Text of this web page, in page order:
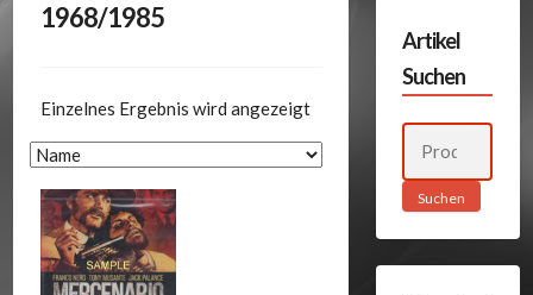
1968/1985
Einzelnes Ergebnis wird angezeigt
Artikel
Suchen
Suchen